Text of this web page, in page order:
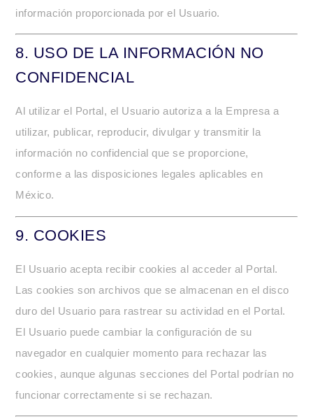
información proporcionada por el Usuario.
8. USO DE LA INFORMACIÓN NO
CONFIDENCIAL
Al utilizar el Portal, el Usuario autoriza a la Empresa a
utilizar, publicar, reproducir, divulgar y transmitir la
información no confidencial que se proporcione,
conforme a las disposiciones legales aplicables en
México.
9. COOKIES
El Usuario acepta recibir cookies al acceder al Portal.
Las cookies son archivos que se almacenan en el disco
duro del Usuario para rastrear su actividad en el Portal.
El Usuario puede cambiar la configuración de su
navegador en cualquier momento para rechazar las
cookies, aunque algunas secciones del Portal podrían no
funcionar correctamente si se rechazan.